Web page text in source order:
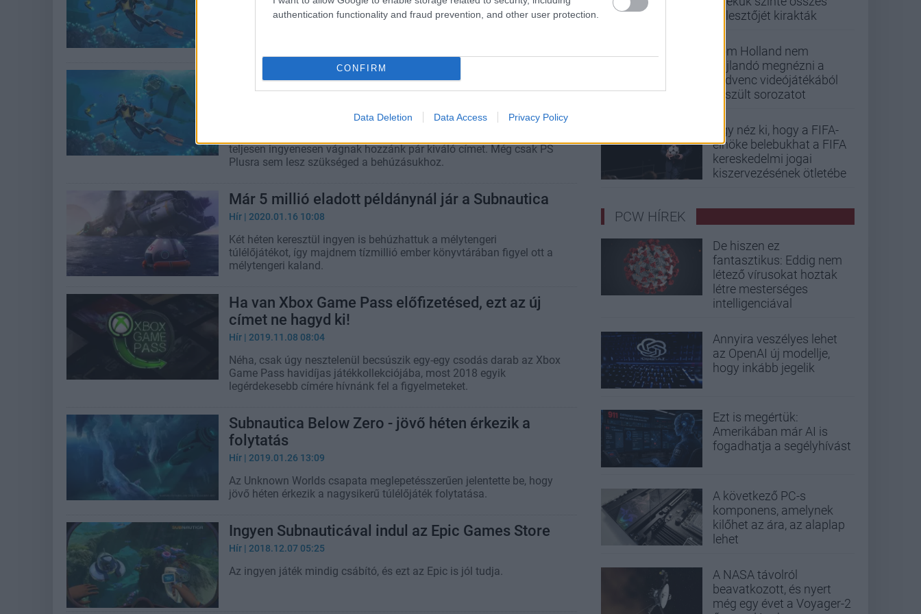
authentication functionality and fraud prevention, and other user protection.
CONFIRM
Data Deletion Data Access Privacy Policy
| 2022.02.14 06:42
Újabb ingyen játékokat zsákolhatunk be
PlayStation 4-en és 5-ön
teljesen ingyenesen vágnak hozzánk pár kiváló címet. Még csak PS
Plusra sem lesz szükséged a behúzásukhoz.
Már 5 millió eladott példánynál jár a Subnautica
Hír | 2020.01.16 10:08
Két héten keresztül ingyen is behúzhattuk a mélytengeri
túlélőjátékot, így majdnem tízmillió ember könyvtárában figyel ott a
mélytengeri kaland.
Ha van Xbox Game Pass előfizetésed, ezt az új
címet ne hagyd ki!
Hír | 2019.11.08 08:04
Néha, csak úgy nesztelenül becsúszik egy-egy csodás darab az Xbox
Game Pass havidíjas játékkollekciójába, most 2018 egyik
legérdekesebb címére hívnánk fel a figyelmeteket.
Subnautica Below Zero - jövő héten érkezik a
folytatás
Hír | 2019.01.26 13:09
Az Unknown Worlds csapata meglepetésszerűen jelentette be, hogy
jövő héten érkezik a nagysikerű túlélőjáték folytatása.
Ingyen Subnauticával indul az Epic Games Store
Hír | 2018.12.07 05:25
Az ingyen játék mindig csábító, és ezt az Epic is jól tudja.
fejlesztőjét kirakták
Tom Holland nem
hajlandó megnézni a
kedvenc videójátékából
készült sorozatot
Úgy néz ki, hogy a FIFA-
elnöke belebukhat a FIFA
kereskedelmi jogai
kiszervezésének ötletébe
PCW HÍREK
De hiszen ez
fantasztikus: Eddig nem
létező vírusokat hoztak
létre mesterséges
intelligenciával
Annyira veszélyes lehet
az OpenAI új modellje,
hogy inkább jegelik
Ezt is megértük:
Amerikában már AI is
fogadhatja a segélyhívást
A következő PC-s
komponens, amelynek
kilőhet az ára, az alaplap
lehet
A NASA távolról
beavatkozott, és nyert
még egy évet a Voyager-2